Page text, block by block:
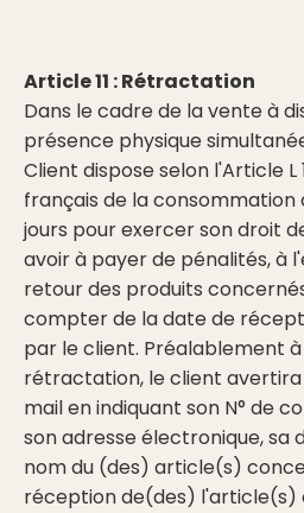
Article 11 : Rétractation
Dans le cadre de la vente à
présence physique
Client dispose selon l'Article L
français de la consommation
jours pour exercer son droit
avoir à payer de pénalités, à
retour des produits
compter de la date de
par le client. Préalablement
rétractation, le client avertira
mail en indiquant son N° de
son adresse électronique, sa
nom du (des) article(s)
réception de(des) l'article(s)